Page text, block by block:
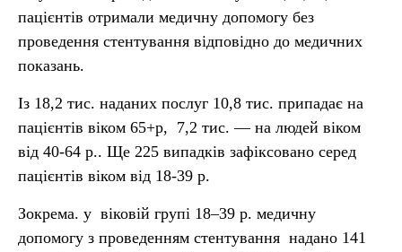
пацієнтів отримали медичну допомогу без
проведення стентування відповідно до медичних
показань.
Із 18,2 тис. наданих послуг 10,8 тис. припадає на
пацієнтів віком 65+р, 7,2 тис. — на людей віком
від 40-64 р.. Ще 225 випадків зафіксовано серед
пацієнтів віком від 18-39 р.
Зокрема. у віковій групі 18–39 р. медичну
допомогу з проведенням стентування надано 141